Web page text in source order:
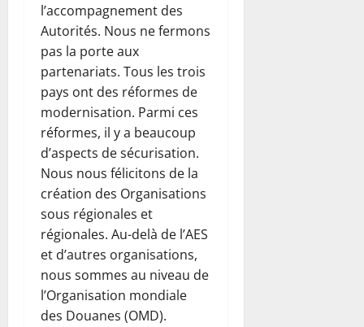
l’accompagnement des
Autorités. Nous ne fermons
pas la porte aux
partenariats. Tous les trois
pays ont des réformes de
modernisation. Parmi ces
réformes, il y a beaucoup
d’aspects de sécurisation.
Nous nous félicitons de la
création des Organisations
sous régionales et
régionales. Au-delà de l’AES
et d’autres organisations,
nous sommes au niveau de
l’Organisation mondiale
des Douanes (OMD).